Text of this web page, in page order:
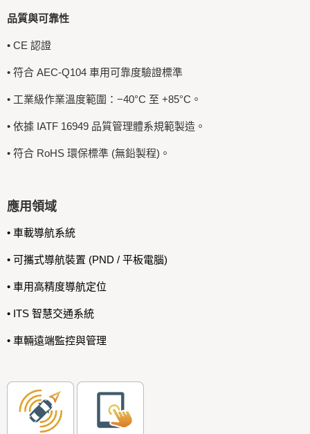
品質與可靠性
• CE 認證
• 符合 AEC-Q104 車用可靠度驗證標準
• 工業級作業溫度範圍：−40°C 至 +85°C。
• 依據 IATF 16949 品質管理體系規範製造。
• 符合 RoHS 環保標準 (無鉛製程)。
應用領域
• 車載導航系統
• 可攜式導航裝置 (PND / 平板電腦)
• 車用高精度導航定位
• ITS 智慧交通系統
• 車輛遠端監控與管理